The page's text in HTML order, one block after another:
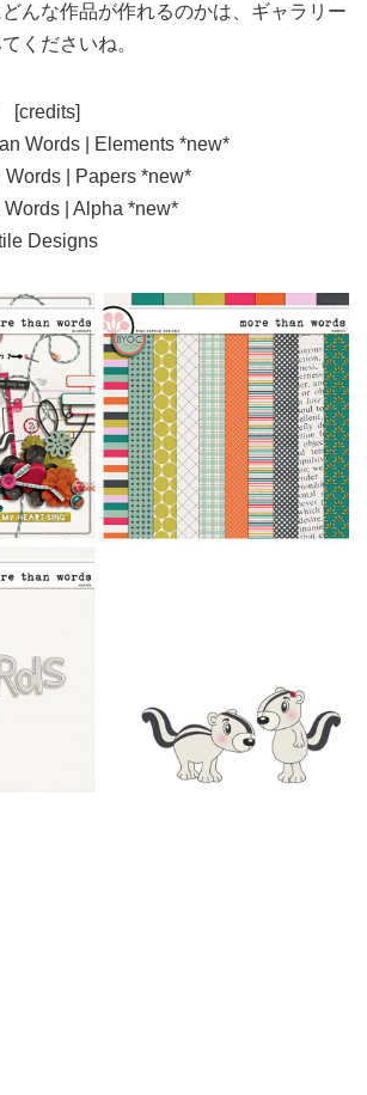
んな作品が作れるのかは、ギャラリー
くださいね。
Words | Elements *new*
Words | Papers *new*
| Alpha *new*
Designs